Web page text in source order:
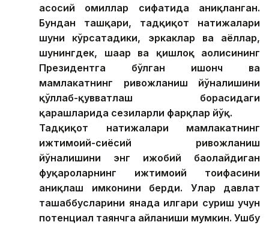
асосий омиллар сифатида аниқланган.
Бундан ташқари, тадқиқот натижалари
шуни кўрсатадики, эркаклар ва аёллар,
шунингдек, шаҳар ва қишлоқ аҳолисининг
Президентга бўлган ишонч ва
мамлакатнинг ривожланиш йўналишини
қўллаб-қувватлаш борасидаги
қарашларида сезиларли фарқлар йўқ.
Тадқиқот натижалари мамлакатнинг
ижтимоий-сиёсий ривожланиш
йўналишини энг ижобий баҳолайдиган
фуқароларнинг ижтимоий тоифасини
аниқлаш имконини берди. Улар давлат
ташаббусларини янада илгари суриш учун
потенциал таянчга айланиши мумкин. Ушбу